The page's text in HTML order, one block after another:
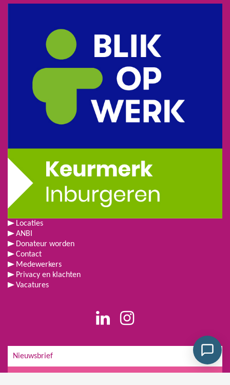
Locaties
ANBI
Donateur worden
Contact
Medewerkers
Privacy en klachten
Vacatures